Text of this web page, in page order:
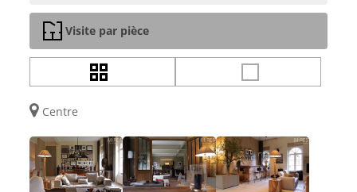
Visite par pièce
Centre